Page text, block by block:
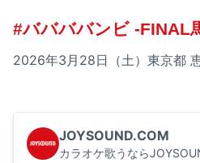
#ババババンビ -FINAL
2026年3月28日（土）東京都
JOYSOUND.COM
カラオケ歌うなら